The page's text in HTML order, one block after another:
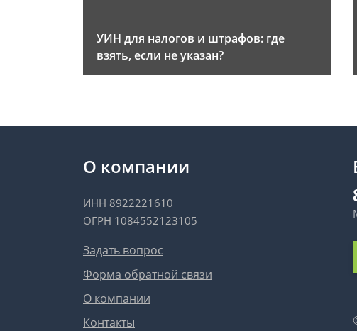
УИН для налогов и штрафов: где
взять, если не указан?
О компании
ИНН 8922221610
ОГРН 1084552123105
Задать вопрос
Форма обратной связи
О компании
Контакты